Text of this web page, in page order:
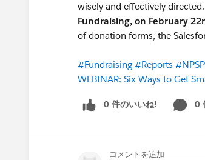
wisely and effectively
Fundraising, on February
of donation forms, the
#Fundraising #Reports #NPSP
WEBINAR: Six Ways to Get
0 件のいいね! 0
コメントを追加